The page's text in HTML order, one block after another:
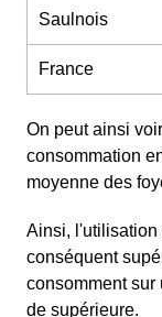
Saulnois
France
On peut ainsi
consommation
moyenne des
Ainsi, l'utilisation
conséquent
consomment sur
de supérieure.